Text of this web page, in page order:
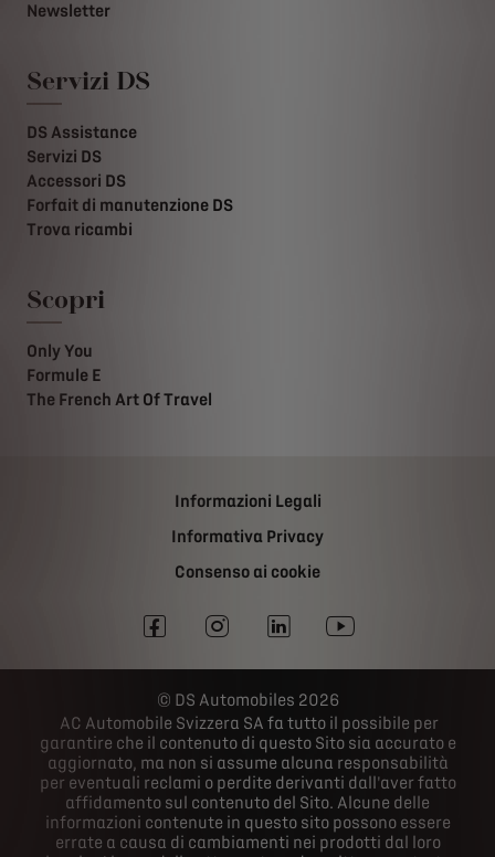
Newsletter
Servizi DS
DS Assistance
Servizi DS
Accessori DS
Forfait di manutenzione DS
Trova ricambi
Scopri
Only You
Formule E
The French Art Of Travel
Informazioni Legali
Informativa Privacy
Consenso ai cookie
DS Automobiles 2026
AC Automobile Svizzera SA fa tutto il possibile per
garantire che il contenuto di questo Sito sia accurato e
aggiornato, ma non si assume alcuna responsabilità
per eventuali reclami o perdite derivanti dall'aver fatto
affidamento sul contenuto del Sito. Alcune delle
informazioni contenute in questo sito possono essere
errate a causa di cambiamenti nei prodotti dal loro